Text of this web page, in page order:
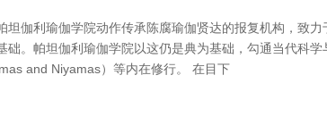
伽利瑜伽学院动作传承陈腐瑜伽贤达的报复机构，致
。帕坦伽利瑜伽学院以这仍是典为基础，勾通当代科
and Niyamas）等内在修行。 在目下